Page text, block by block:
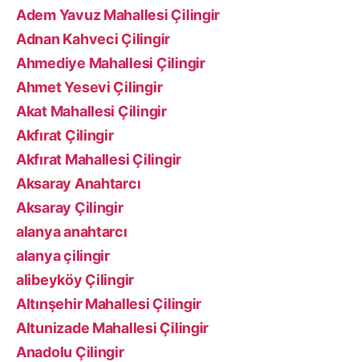
Adem Yavuz Mahallesi Çilingir
Adnan Kahveci Çilingir
Ahmediye Mahallesi Çilingir
Ahmet Yesevi Çilingir
Akat Mahallesi Çilingir
Akfırat Çilingir
Akfırat Mahallesi Çilingir
Aksaray Anahtarcı
Aksaray Çilingir
alanya anahtarcı
alanya çilingir
alibeyköy Çilingir
Altınşehir Mahallesi Çilingir
Altunizade Mahallesi Çilingir
Anadolu Çilingir